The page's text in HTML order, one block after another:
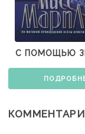
С ПОМОЩЬЮ